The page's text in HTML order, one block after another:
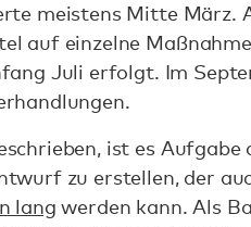
meistens Mitte März.
auf einzelne
Juli erfolgt. Im
ist es Aufgabe
zu erstellen, der
lang werden kann. Als